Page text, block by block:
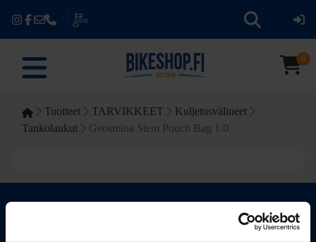
0
Tuotteet TARVIKKEET
Kuljetusvälineet
Tankolaukut
Geosmina Stem Pouch Bag 1.0